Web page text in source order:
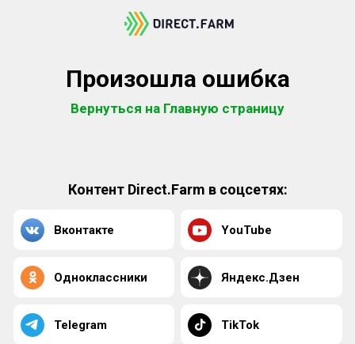
Произошла ошибка
Вернуться на Главную страницу
Контент Direct.Farm в соцсетях:
Вконтакте YouTube
Одноклассники Яндекс.Дзен
Telegram TikTok